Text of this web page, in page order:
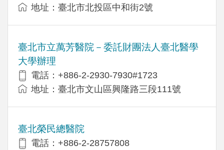
地址：臺北市北投區中和街2號
臺北市立萬芳醫院－委託財團法人臺北醫學
大學辦理
電話：+886-2-2930-7930#1723
地址：臺北市文山區興隆路三段111號
臺北榮民總醫院
電話：+886-2-28757808